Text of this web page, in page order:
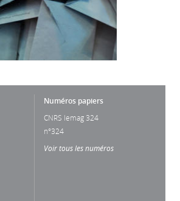
Numéros papiers
CNRS lemag 324
n°324
Voir tous les numéros